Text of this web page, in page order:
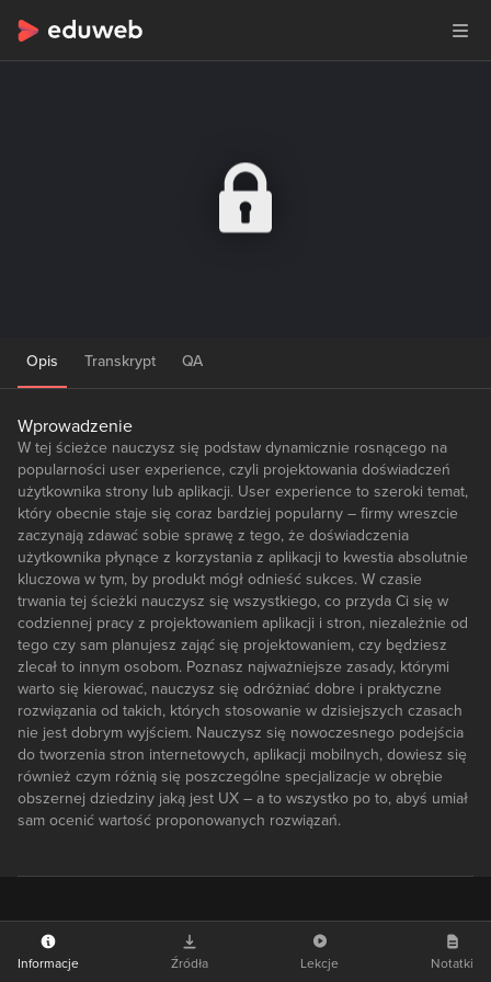
Opis Transkrypt QA
Wprowadzenie
W tej ścieżce nauczysz się podstaw dynamicznie rosnącego na
popularności user experience, czyli projektowania doświadczeń
użytkownika strony lub aplikacji. User experience to szeroki temat,
który obecnie staje się coraz bardziej popularny – firmy wreszcie
zaczynają zdawać sobie sprawę z tego, że doświadczenia
użytkownika płynące z korzystania z aplikacji to kwestia absolutnie
kluczowa w tym, by produkt mógł odnieść sukces. W czasie
trwania tej ścieżki nauczysz się wszystkiego, co przyda Ci się w
codziennej pracy z projektowaniem aplikacji i stron, niezależnie od
tego czy sam planujesz zająć się projektowaniem, czy będziesz
zlecał to innym osobom. Poznasz najważniejsze zasady, którymi
warto się kierować, nauczysz się odróżniać dobre i praktyczne
rozwiązania od takich, których stosowanie w dzisiejszych czasach
nie jest dobrym wyjściem. Nauczysz się nowoczesnego podejścia
do tworzenia stron internetowych, aplikacji mobilnych, dowiesz się
również czym różnią się poszczególne specjalizacje w obrębie
obszernej dziedziny jaką jest UX – a to wszystko po to, abyś umiał
sam ocenić wartość proponowanych rozwiązań.
Informacje Źródła Lekcje Notatki